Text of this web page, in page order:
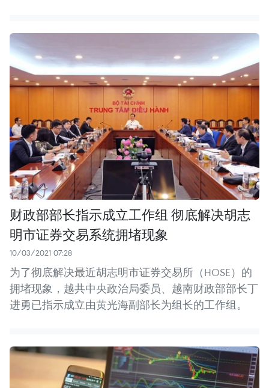
财政部部长指示成立工作组 彻底解决胡志
明市证券交易系统拥堵现象
10/03/2021 07:28
为了彻底解决最近胡志明市证券交易所（HOSE）的
拥堵现象，越共中央政治局委员、越南财政部部长丁
进勇已指示成立由黄光海副部长为组长的工作组。